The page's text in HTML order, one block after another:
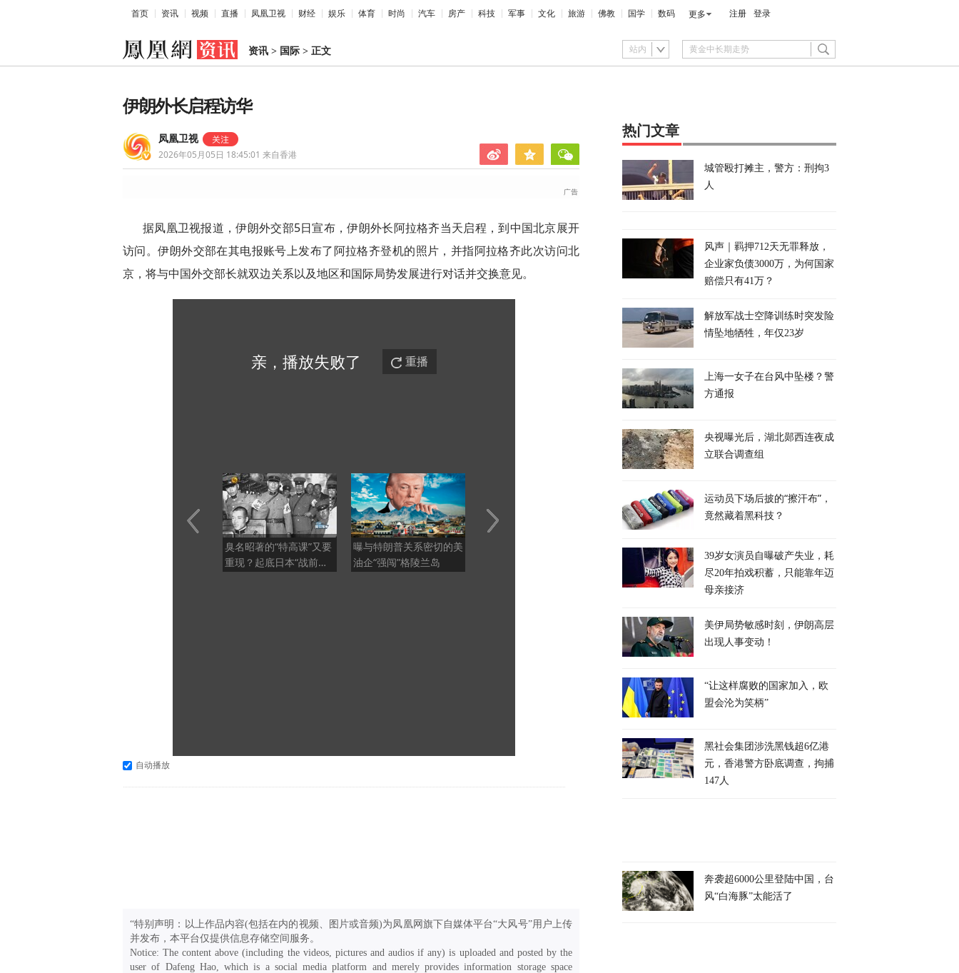
首页 资讯 视频 直播 凤凰卫视 财经 娱乐 体育 时尚 汽车 房产 科技 军事 文化 旅游 佛教 国学 数码 更多 注册 登录
资讯 > 国际 > 正文 站内
伊朗外长启程访华
凤凰卫视
2026年05月05日 18:45:01 来自香港
据凤凰卫视报道，伊朗外交部5日宣布，伊朗外长阿拉格齐当天启程，到中国北京展开
访问。伊朗外交部在其电报账号上发布了阿拉格齐登机的照片，并指阿拉格齐此次访问北
京，将与中国外交部长就双边关系以及地区和国际局势发展进行对话并交换意见。
亲，播放失败了 重播
臭名昭著的“特高课”又要
重现？起底日本“战前情
曝与特朗普关系密切的美
油企“强闯”格陵兰岛
中国对等反制欧洲军工巨
头，撕碎双标制裁套路
柴油？阿联酋试图通过技
术创新，推进能源转型
自动播放
“特别声明：以上作品内容(包括在内的视频、图片或音频)为凤凰网旗下自媒体平台“大风号”用户上传
并发布，本平台仅提供信息存储空间服务。
Notice: The content above (including the videos, pictures and audios if any) is uploaded and posted by the
user of Dafeng Hao, which is a social media platform and merely provides information storage space
热门文章
城管殴打摊主，警方：刑拘3
人
风声｜羁押712天无罪释放，
企业家负债3000万，为何国家
赔偿只有41万？
解放军战士空降训练时突发险
情坠地牺牲，年仅23岁
上海一女子在台风中坠楼？警
方通报
央视曝光后，湖北郧西连夜成
立联合调查组
运动员下场后披的“擦汗布”，
竟然藏着黑科技？
39岁女演员自曝破产失业，耗
尽20年拍戏积蓄，只能靠年迈
母亲接济
美伊局势敏感时刻，伊朗高层
出现人事变动！
“让这样腐败的国家加入，欧
盟会沦为笑柄”
黑社会集团涉洗黑钱超6亿港
元，香港警方卧底调查，拘捕
147人
奔袭超6000公里登陆中国，台
风“白海豚”太能活了